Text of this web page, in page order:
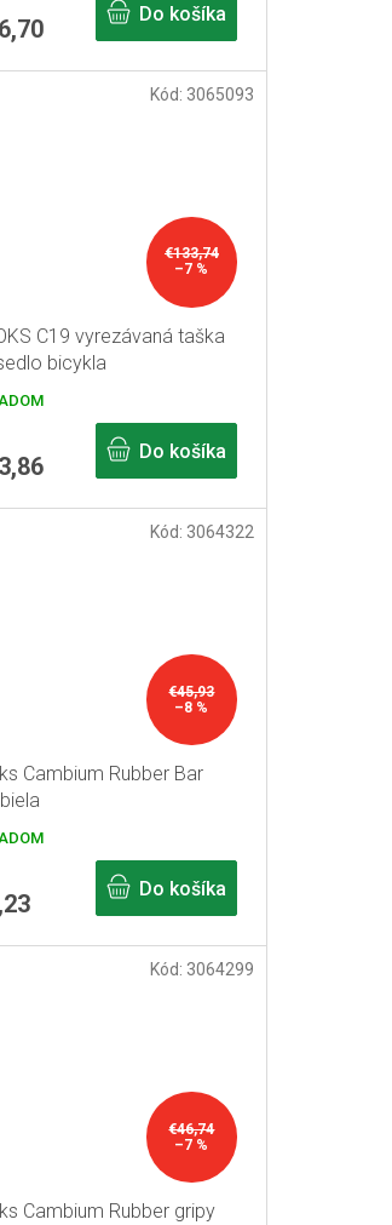
Do košíka
€133,74
–7 %
C19 vyrezávaná taška
bicykla
Do košíka
Kód: 3065093
€45,93
–8 %
Cambium Rubber Bar
Do košíka
Kód: 3064322
€46,74
–7 %
Cambium Rubber gripy
Kód: 3064299